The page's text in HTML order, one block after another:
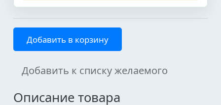
Добавить в корзину
Добавить к списку желаемого
Описание товара